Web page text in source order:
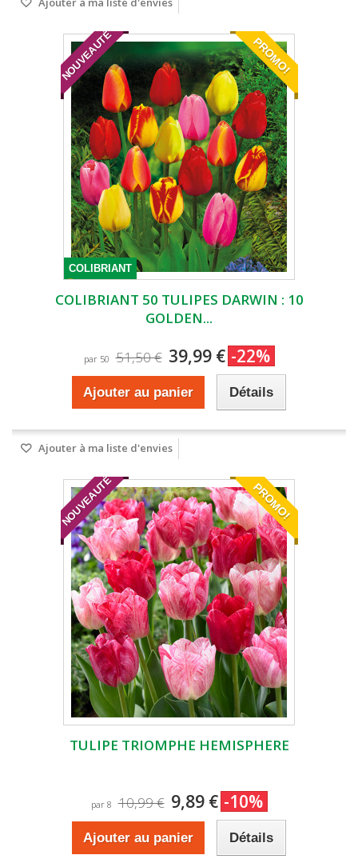
NOUVEAUTÉ
COLIBRIANT
PROMO!
COLIBRIANT 50 TULIPES DARWIN : 10
GOLDEN...
par 50 51,50 € 39,99 € -22%
Ajouter au panier Détails
Ajouter à ma liste d'envies
NOUVEAUTÉ PROMO!
TULIPE TRIOMPHE HEMISPHERE
par 8 10,99 € 9,89 € -10%
Ajouter au panier Détails